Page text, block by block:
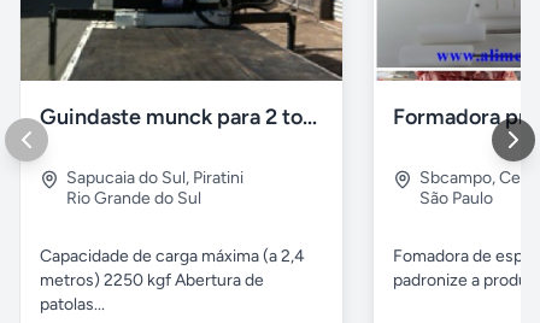
Guindaste munck para 2 toneladas
Sapucaia do Sul, Piratini
Rio Grande do Sul
Capacidade de carga máxima (a 2,4
metros) 2250 kgf Abertura de
patolas...
Sbcampo,
São Paulo
Fomadora de
padronize a